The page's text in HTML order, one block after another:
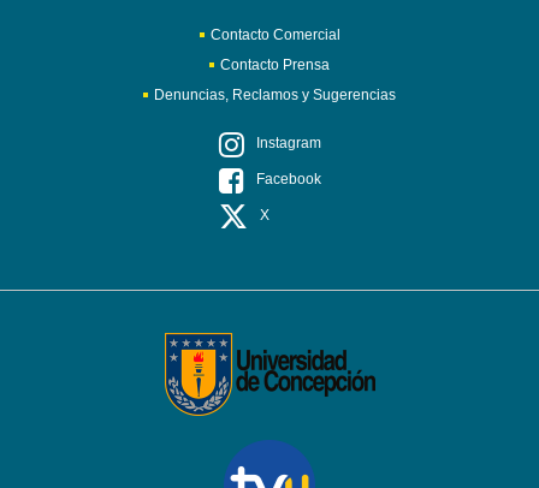
Contacto Comercial
Contacto Prensa
Denuncias, Reclamos y Sugerencias
Instagram
Facebook
X